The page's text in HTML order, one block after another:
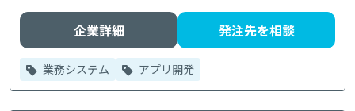
企業詳細 発注先を相談
業務システム アプリ開発